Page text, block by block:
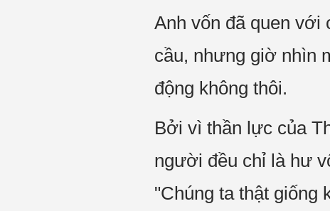
Anh vốn đã quen với
cầu, nhưng giờ nhìn
động không thôi.
Bởi vì thần lực của
người đều chỉ là hư
"Chúng ta thật giống